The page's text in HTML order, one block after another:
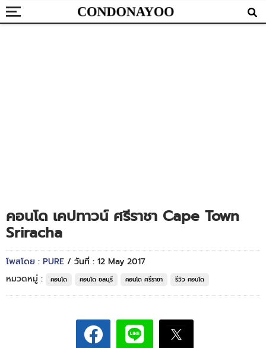
คอนโด เคปทาวน์ ศรีราชา Cape Town
Sriracha
โพสโดย : PURE / วันที่ : 12 May 2017
หมวดหมู่ :
คอนโด คอนโด ชลบุรี คอนโด ศรีราชา รีวิว คอนโด